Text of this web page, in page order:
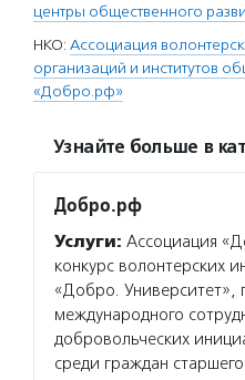
центры общественного
НКО: Ассоциация
организаций и институтов
«Добро.рф»
Узнайте больше в
Добро.рф
Услуги: Ассоциация
конкурс волонтерских
«Добро. Университет»,
международного
добровольческих
среди граждан старшего